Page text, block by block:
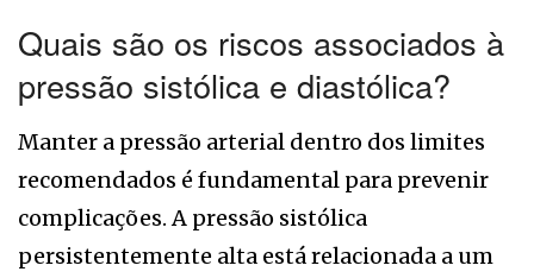
Quais são os riscos associados à
pressão sistólica e diastólica?
Manter a pressão arterial dentro dos limites
recomendados é fundamental para prevenir
complicações. A pressão sistólica
persistentemente alta está relacionada a um